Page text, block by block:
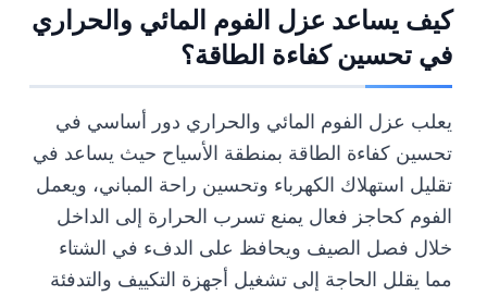
كيف يساعد عزل الفوم المائي والحراري
في تحسين كفاءة الطاقة؟
يعلب عزل الفوم المائي والحراري دور أساسي في
تحسين كفاءة الطاقة بمنطقة الأسياح حيث يساعد في
تقليل استهلاك الكهرباء وتحسين راحة المباني، ويعمل
الفوم كحاجز فعال يمنع تسرب الحرارة إلى الداخل
خلال فصل الصيف ويحافظ على الدفء في الشتاء
مما يقلل الحاجة إلى تشغيل أجهزة التكييف والتدفئة